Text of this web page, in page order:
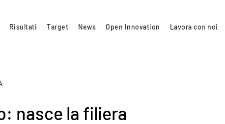
Risultati Target News Open Innovation Lavora con noi
nasce la filiera